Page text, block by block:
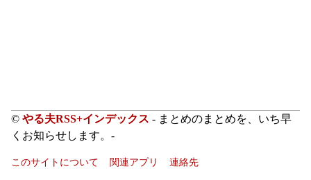
© やる夫RSS+インデックス - まとめのまとめを、いち早
くお知らせします。-
このサイトについて 関連アプリ 連絡先